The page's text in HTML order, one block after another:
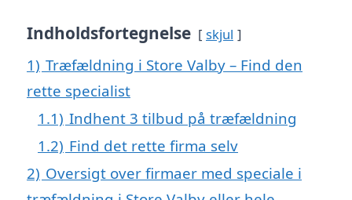
Indholdsfortegnelse skjul
1) Træfældning i Store Valby – Find den
rette specialist
1.1) Indhent 3 tilbud på træfældning
1.2) Find det rette firma selv
2) Oversigt over firmaer med speciale i